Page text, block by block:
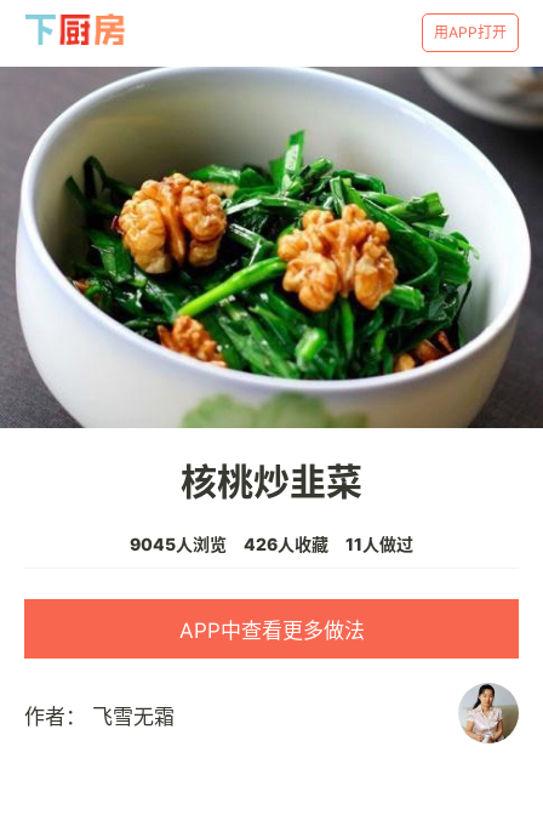
用APP打开
核桃炒韭菜
9045人浏览 426人收藏 11人做过
APP中查看更多做法
作者： 飞雪无霜